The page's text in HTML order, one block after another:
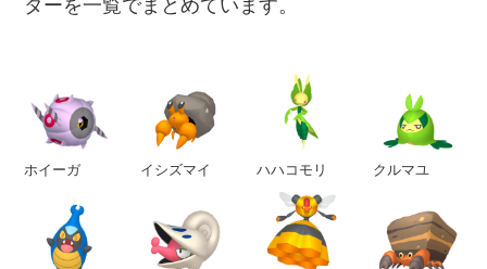
ターを一覧でまとめています。
ホイーガ イシズマイ ハハコモリ クルマユ